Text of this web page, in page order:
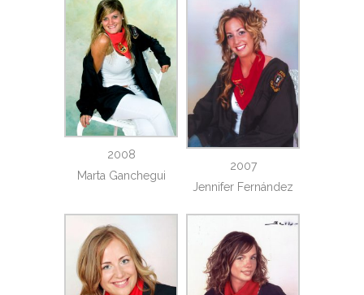
2008
Marta Ganchegui
2007
Jennifer Fernández